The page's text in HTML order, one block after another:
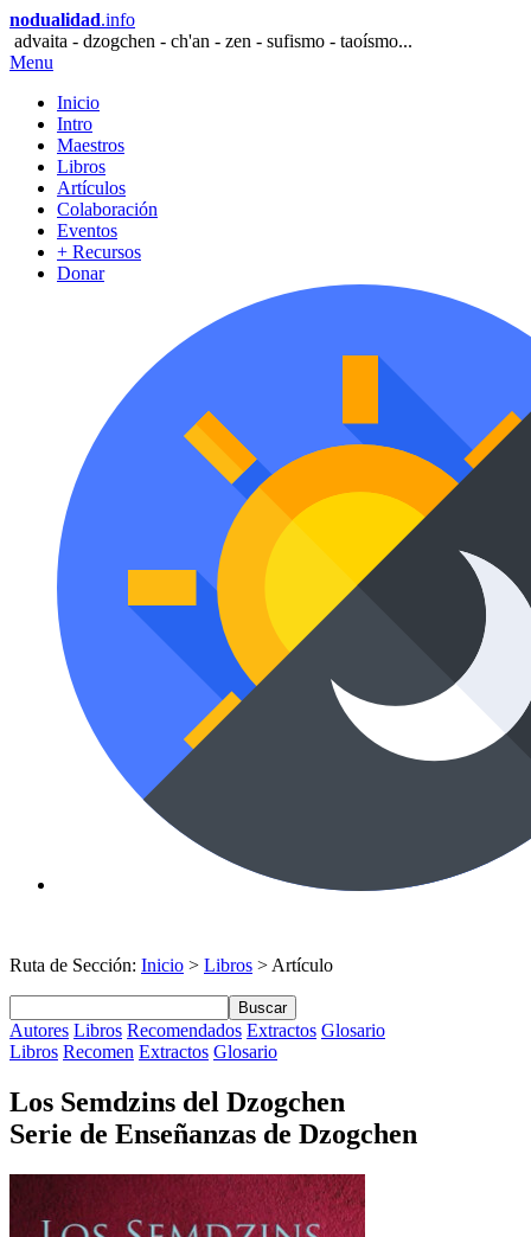
nodualidad.info
advaita - dzogchen - ch'an - zen - sufismo - taoísmo...
Menu
Inicio
Intro
Maestros
Libros
Artículos
Colaboración
Eventos
+ Recursos
Donar
Ruta de Sección: Inicio > Libros > Artículo
Buscar
Autores Libros Recomendados Extractos Glosario
Libros Recomen Extractos Glosario
Los Semdzins del Dzogchen
Serie de Enseñanzas de Dzogchen